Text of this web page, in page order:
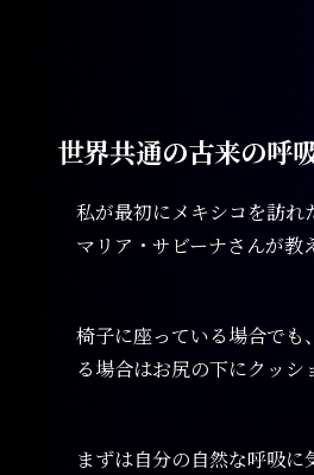
世界共通の古来の呼
私が最初にメキシコを訪れ
マリア・サビーナさんが
椅子に座っている場合で
る場合はお尻の下にクッ
まずは自分の自然な呼吸